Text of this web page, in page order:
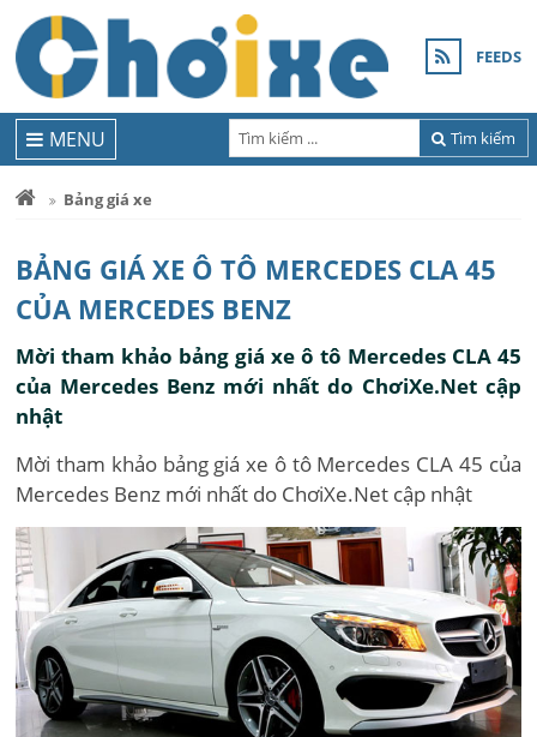
FEEDS
Tìm kiếm
MENU
Bảng giá xe
BẢNG GIÁ XE Ô TÔ MERCEDES CLA 45
CỦA MERCEDES BENZ
Mời tham khảo bảng giá xe ô tô Mercedes CLA 45
của Mercedes Benz mới nhất do ChơiXe.Net cập
nhật
Mời tham khảo bảng giá xe ô tô Mercedes CLA 45 của
Mercedes Benz mới nhất do ChơiXe.Net cập nhật